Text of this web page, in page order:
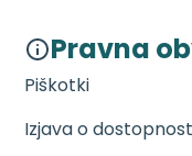
Pravna
Piškotki
Izjava o